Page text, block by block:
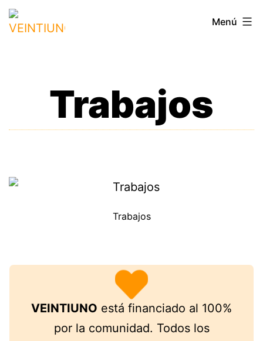
Saltar
VEINTIUNO Menú
Trabajos
Trabajos
VEINTIUNO está financiado al 100%
por la comunidad. Todos los